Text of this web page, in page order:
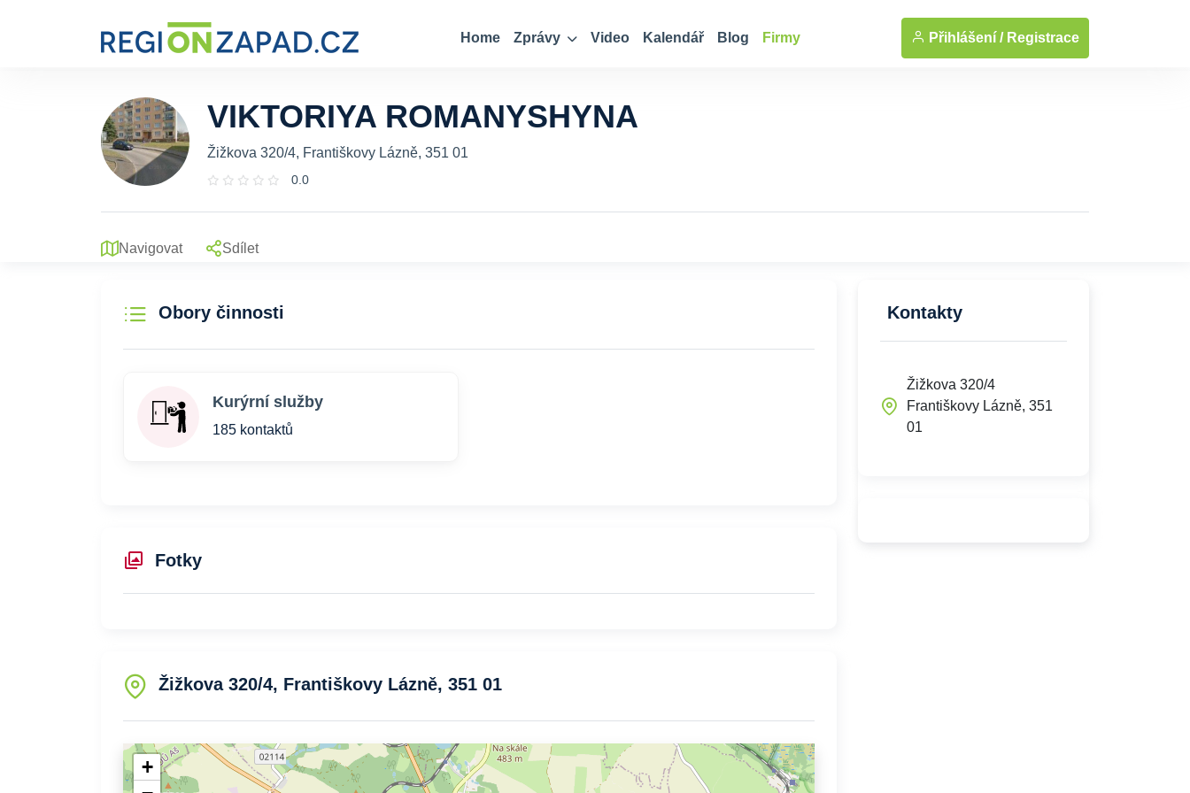
Home Zprávy Video Kalendář Blog Firmy Přihlášení / Registrace
... Zobrazit fotografie
VIKTORIYA ROMANYSHYNA
Žižkova 320/4, Františkovy Lázně, 351 01
0.0
Navigovat Sdílet
Obory činnosti
Kurýrní služby
185 kontaktů
Fotky
Žižkova 320/4, Františkovy Lázně, 351 01
+
Kontakty
Žižkova 320/4
Františkovy Lázně, 351
01